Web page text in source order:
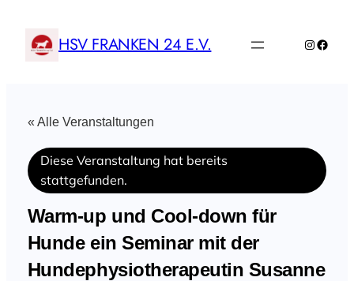
HSV FRANKEN 24 E.V.
« Alle Veranstaltungen
Diese Veranstaltung hat bereits
stattgefunden.
Warm-up und Cool-down für
Hunde ein Seminar mit der
Hundephysiotherapeutin Susanne